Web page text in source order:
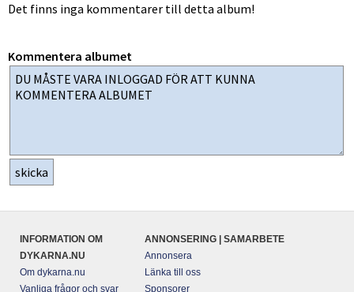
Det finns inga kommentarer till detta album!
Kommentera albumet
INFORMATION OM
DYKARNA.NU
Om dykarna.nu
Vanliga frågor och svar
ANNONSERING | SAMARBETE
Annonsera
Länka till oss
Sponsorer